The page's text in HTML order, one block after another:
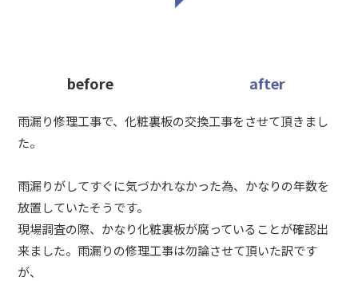
before after
雨漏り修理工事で、化粧裏板の交換工事をさせて頂きまし
た。
雨漏りがしてすぐに気づかれなかった為、かなりの年数を
放置していたそうです。
現場調査の際、かなり化粧裏板が腐っていることが確認出
来ました。雨漏りの修理工事は勿論させて頂いた訳です
が、